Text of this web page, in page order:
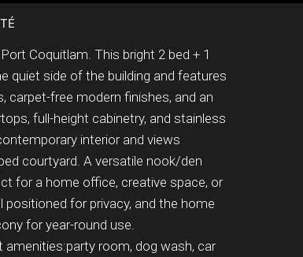
Coquitlam. This bright 2 bed + 1
quiet side of the building and features
carpet-free modern finishes, and an
full-height cabinetry, and stainless
interior and views
courtyard. A versatile nook/den
for a home office, creative space, or
for privacy, and the home
for year-round use.
amenities:party room, dog wash, car